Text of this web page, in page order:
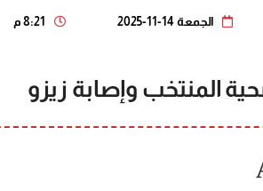
الجمعة 14-11-2025
المنتخب وإصابة زيزو